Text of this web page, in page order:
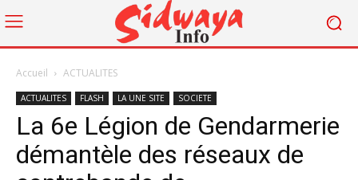
Accueil ACTUALITES
ACTUALITES FLASH LA UNE SITE SOCIETE
La 6e Légion de Gendarmerie
démantèle des réseaux de